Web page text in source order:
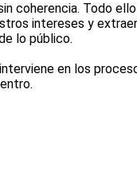
coherencia. Todo
intereses y
lo público.
en los